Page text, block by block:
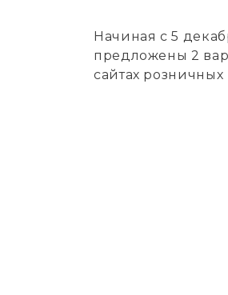
Начиная с 5
предложены 2
сайтах розничных